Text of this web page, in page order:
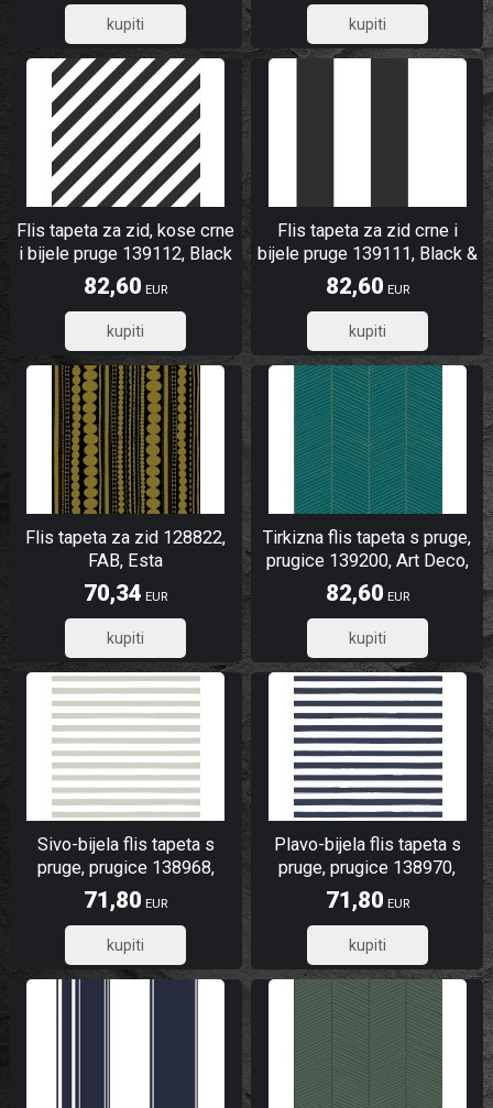
57,44 56,27
Flis tapeta za zid, kose crne
i bijele pruge 139112, Black
& White, Esta
82,60 EUR
66,08
Flis tapeta za zid crne i
bijele pruge 139111, Black &
White, Esta
82,60 EUR
66,08
Flis tapeta za zid 128822,
FAB, Esta
70,34 EUR
56,27
Tirkizna flis tapeta s pruge,
prugice 139200, Art Deco,
Esta
82,60 EUR
66,08
Sivo-bijela flis tapeta s
pruge, prugice 138968,
Regatta Crew, Esta Home
71,80 EUR
57,44
Plavo-bijela flis tapeta s
pruge, prugice 138970,
Regatta Crew, Esta Home
71,80 EUR
57,44